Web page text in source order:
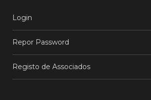
Login
Repor Password
Registo de Associados